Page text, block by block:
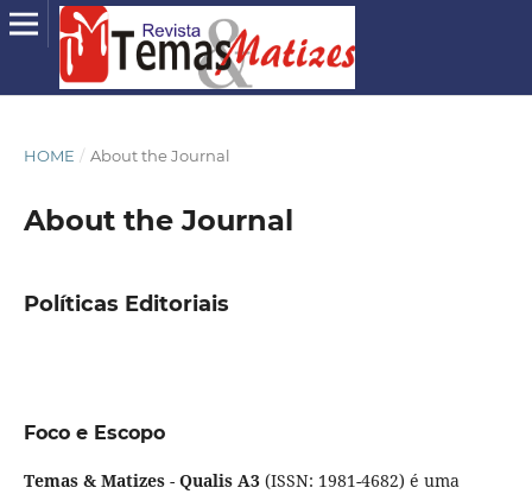
HOME / About the Journal
About the Journal
Políticas Editoriais
Foco e Escopo
Temas & Matizes-Qualis A3(ISSN: 1981-4682) é uma